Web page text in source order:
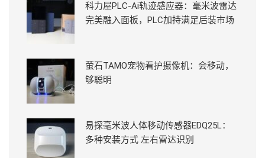
科力屋PLC-Ai轨迹感应器：毫米波雷达
完美融入面板，PLC加持满足后装市场
萤石TAMO宠物看护摄像机：会移动，
够聪明
易探毫米波人体移动传感器EDQ25L：
多种安装方式 左右雷达识别